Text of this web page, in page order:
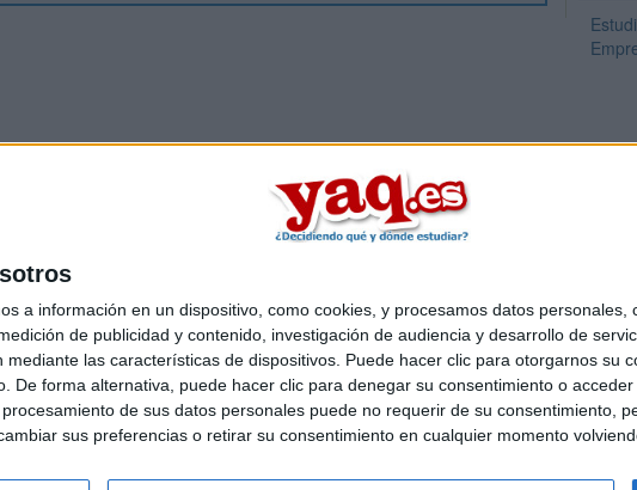
a información en un dispositivo, como cookies, y procesamos datos
de publicidad y contenido, investigación de audiencia y desarrollo de
las características de dispositivos. Puede hacer clic para otorgarnos su
De forma alternativa, puede hacer clic para denegar su consentimiento o
de sus datos personales puede no requerir de su consentimiento,
sus preferencias o retirar su consentimiento en cualquier momento
Quiénes somos|Contactar|Anúnciate
Aviso legal|Politica de privacidad|Condiciones generales|Política de
2026Compás Mediterráneo S.L.- Diego de León 47 - 28006 Madrid [ESPAÑA] -